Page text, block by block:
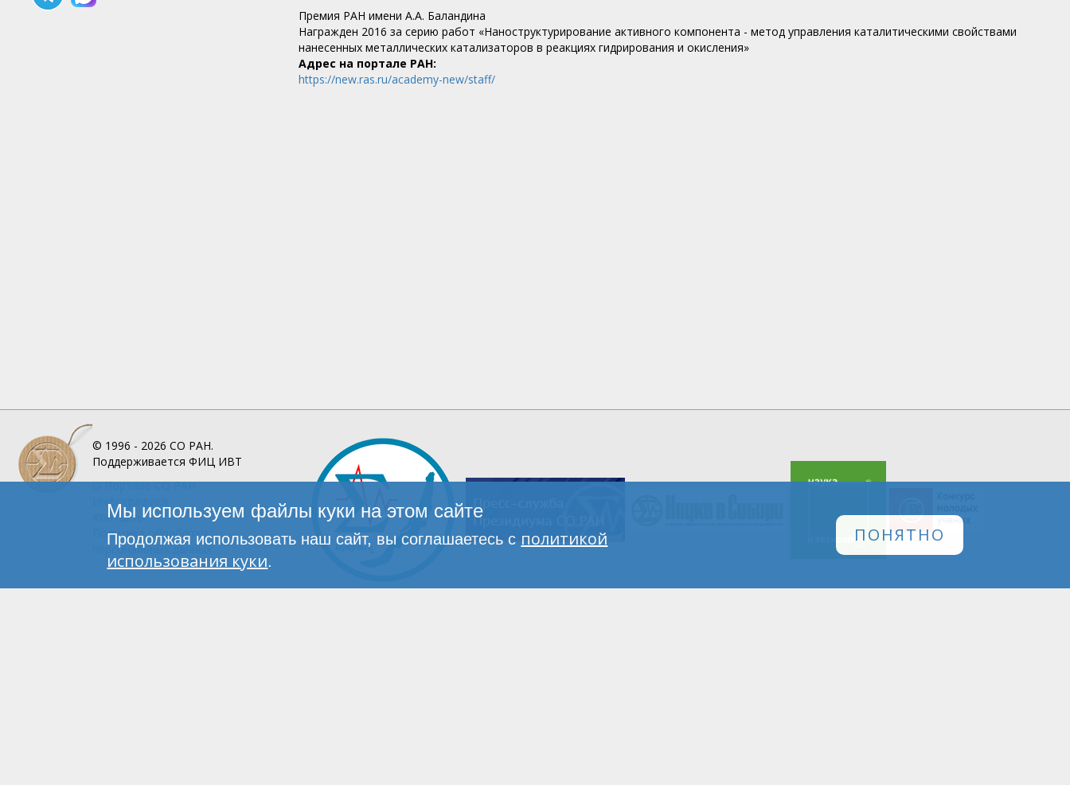
Премия РАН имени А.А. Баландина
​Награжден 2016 за серию работ «Наноструктурирование активного компонента - метод управления каталитическими свойствами
нанесенных металлических катализаторов в реакциях гидрирования и окисления»
Адрес на портале РАН:
https://new.ras.ru/academy-new/staff/
© 1996 - 2026 СО РАН.
Поддерживается ФИЦ ИВТ
О ПорталеСО РАН
Инфографика
Контакты
Политика обработки
персональных данных
Мы используем файлы куки на этом сайте
Продолжая использовать наш сайт, вы соглашаетесь с политикой
использования куки.
ПОНЯТНО